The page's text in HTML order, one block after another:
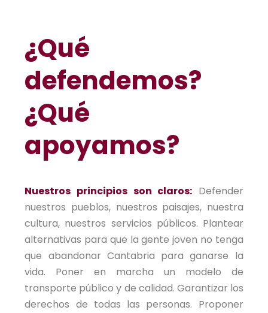
¿Qué
defendemos?
¿Qué
apoyamos?
Nuestros principios son claros: Defender
nuestros pueblos, nuestros paisajes, nuestra
cultura, nuestros servicios públicos. Plantear
alternativas para que la gente joven no tenga
que abandonar Cantabria para ganarse la
vida. Poner en marcha un modelo de
transporte público y de calidad. Garantizar los
derechos de todas las personas. Proponer